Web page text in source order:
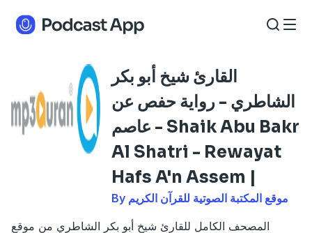
القارئ شيخ أبو بكر
الشاطري - رواية حفص عن
عاصم - Shaik Abu Bakr
Al Shatri - Rewayat
Hafs A'n Assem |
By موقع المكتبة الصوتية للقرآن الكريم
المصحف الكامل للقارئ شيخ أبو بكر الشاطري من موقع